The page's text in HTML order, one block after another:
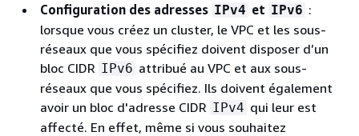
Configuration des adresses IPv4 et IPv6 :
lorsque vous créez un cluster, le VPC et les sous-
réseaux que vous spécifiez doivent disposer d’un
bloc CIDR IPv6 attribué au VPC et aux sous-
réseaux que vous spécifiez. Ils doivent également
avoir un bloc d'adresse CIDR IPv4 qui leur est
affecté. En effet, même si vous souhaitez